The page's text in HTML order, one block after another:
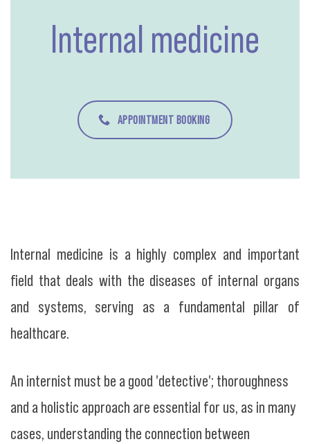
Internal medicine
APPOINTMENT BOOKING
Internal medicine is a highly complex and important
field that deals with the diseases of internal organs
and systems, serving as a fundamental pillar of
healthcare.
An internist must be a good 'detective'; thoroughness
and a holistic approach are essential for us, as in many
cases, understanding the connection between